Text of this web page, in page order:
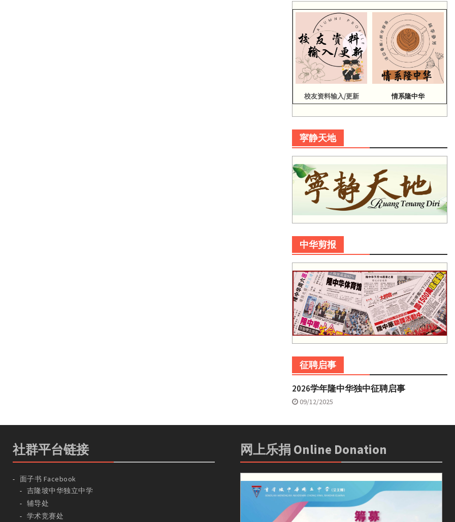
校友资料输入/更新 情系隆中华
寜静天地
中华剪报
征聘启事
2026学年隆中华独中征聘启事
09/12/2025
社群平台链接
面子书 Facebook
吉隆坡中华独立中学
辅导处
学术竞赛处
网上乐捐 Online Donation